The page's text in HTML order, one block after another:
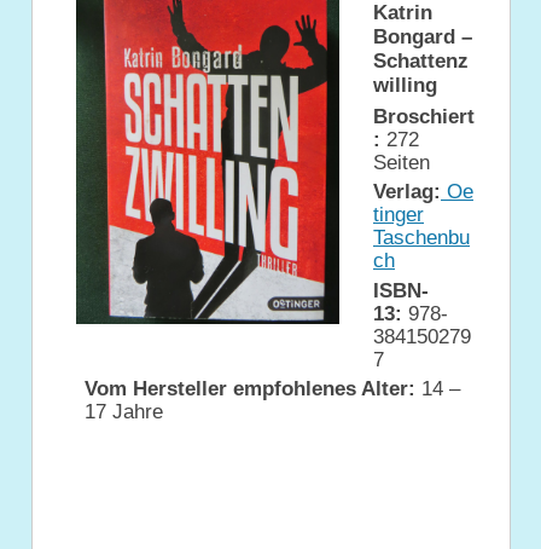
Katrin
Bongard –
Schattenz
willing
Broschiert
: 272
Seiten
Verlag: Oe
tinger
Taschenbu
ch
ISBN-
13: 978-
384150279
7
Vom Hersteller empfohlenes Alter: 14 –
17 Jahre